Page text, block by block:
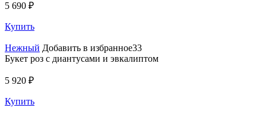
5 690 ₽
Купить
Нежный Добавить в избранное33
Букет роз с диантусами и эвкалиптом
5 920 ₽
Купить